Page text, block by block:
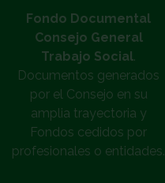
Fondo Documental
Consejo General
Trabajo Social.
Documentos generados
por el Consejo en su
amplia trayectoria y
Fondos cedidos por
profesionales o entidades.